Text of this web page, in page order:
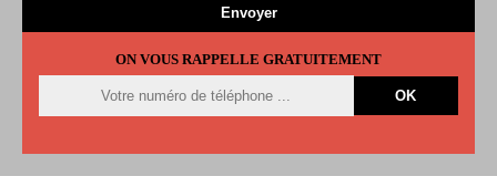
ON VOUS RAPPELLE GRATUITEMENT